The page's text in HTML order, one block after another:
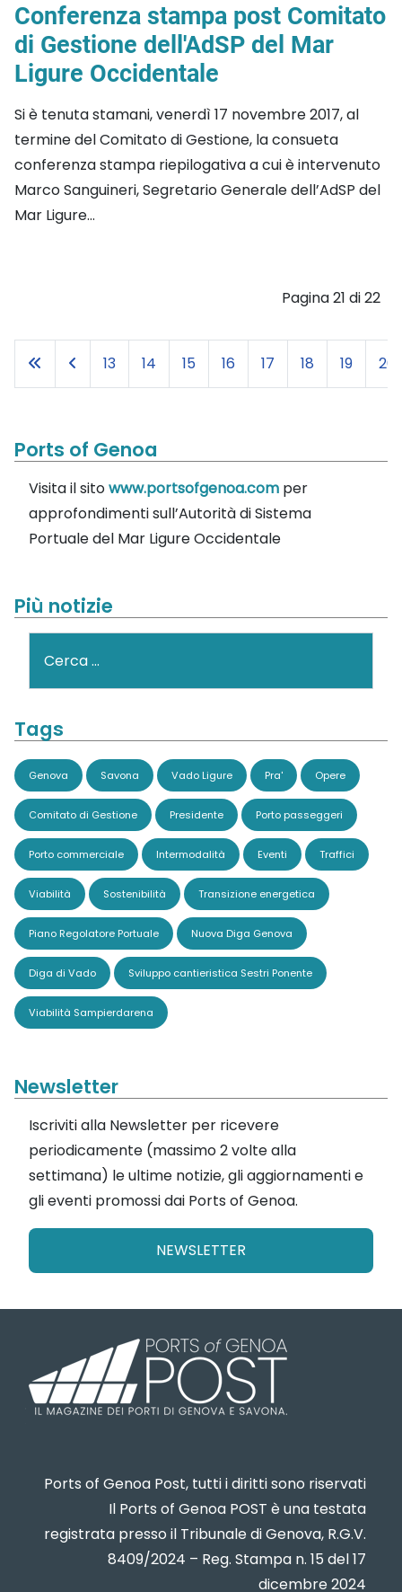
Conferenza stampa post Comitato
di Gestione dell'AdSP del Mar
Ligure Occidentale
Si è tenuta stamani, venerdì 17 novembre 2017, al
termine del Comitato di Gestione, la consueta
conferenza stampa riepilogativa a cui è intervenuto
Marco Sanguineri, Segretario Generale dell’AdSP del
Mar Ligure...
Pagina 21 di 22
13 14 15 16 17 18 19 20
Ports of Genoa
Visita il sitowww.portsofgenoa.com per
approfondimenti sull’Autorità di Sistema
Portuale del Mar Ligure Occidentale
Più notizie
Tags
Genova Savona Vado Ligure Pra' Opere
Comitato di Gestione Presidente Porto passeggeri
Porto commerciale Intermodalità Eventi Traffici
Viabilità Sostenibilità Transizione energetica
Piano Regolatore Portuale Nuova Diga Genova
Diga di Vado Sviluppo cantieristica Sestri Ponente
Viabilità Sampierdarena
Newsletter
Iscriviti alla Newsletter per ricevere
periodicamente (massimo 2 volte alla
settimana) le ultime notizie, gli aggiornamenti e
gli eventi promossi dai Ports of Genoa.
NEWSLETTER
Ports of Genoa Post, tutti i diritti sono riservati
Il Ports of Genoa POST è una testata
registrata presso il Tribunale di Genova, R.G.V.
8409/2024 – Reg. Stampa n. 15 del 17
dicembre 2024